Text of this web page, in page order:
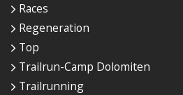
Races
Regeneration
Top
Trailrun-Camp Dolomiten
Trailrunning